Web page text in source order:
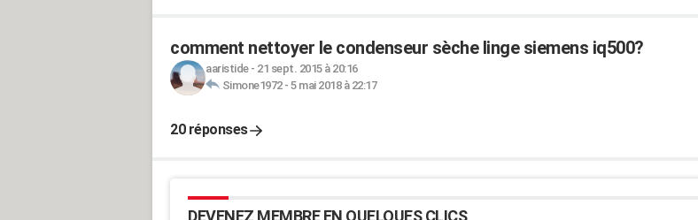
comment nettoyer le condenseur sèche linge siemens iq500?
aaristide- 21 sept. 2015 à 20:16
Simone1972- 5 mai 2018 à 22:17
20 réponses
DEVENEZ MEMBRE EN QUELQUES CLICS